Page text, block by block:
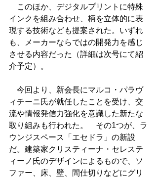
このほか、デジタルプリントに特殊
インクを組み合わせ、柄を立体的に表
現する技術なども提案された。いずれ
も、メーカーならではの開発力を感じ
させる内容だった（詳細は次号にて紹
介予定）。
今回より、新会長にマルコ・パラヴ
ィチーニ氏が就任したことを受け、交
流や情報発信力強化を意識した新たな
取り組みも行われた。　その1つが、ラ
ウンジスペース「エセドラ」の新設
だ。建築家クリスティーナ・セレステ
ィーノ氏のデザインによるもので、ソ
ファー、床、壁、間仕切りなどにグリ